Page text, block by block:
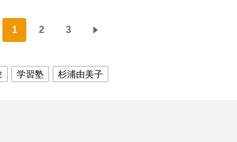
1 2 3
学習塾 杉浦由美子